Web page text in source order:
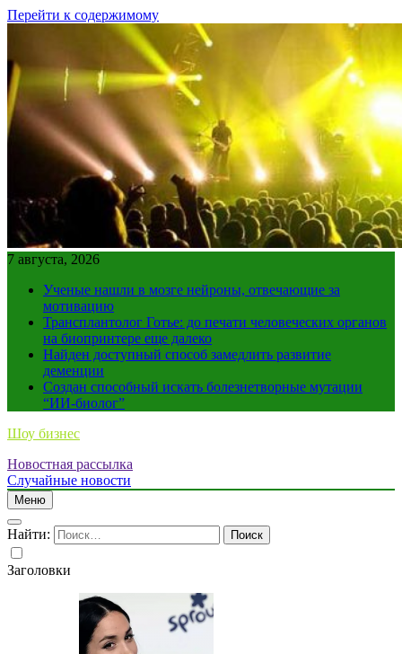
Перейти к содержимому
7 августа, 2026
Ученые нашли в мозге нейроны, отвечающие за
мотивацию
Трансплантолог Готье: до печати человеческих органов
на биопринтере еще далеко
Найден доступный способ замедлить развитие
деменции
Создан способный искать болезнетворные мутации
“ИИ-биолог”
Шоу бизнес
Новостная рассылка
Случайные новости
Меню
Найти:
Заголовки